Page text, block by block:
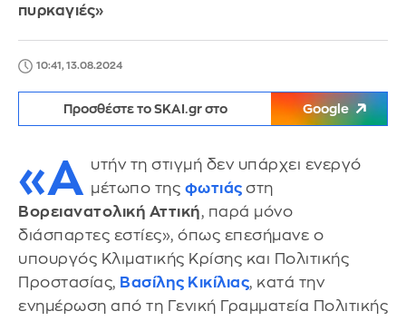
πυρκαγιές»
10:41, 13.08.2024
Προσθέστε το SKAI.gr στο Google
«Α υτήν τη στιγμή δεν υπάρχει ενεργό
μέτωπο της φωτιάς στη
Βορειανατολική Αττική, παρά μόνο
διάσπαρτες εστίες», όπως επεσήμανε ο
υπουργός Κλιματικής Κρίσης και Πολιτικής
Προστασίας, Βασίλης Κικίλιας, κατά την
ενημέρωση από τη Γενική Γραμματεία Πολιτικής